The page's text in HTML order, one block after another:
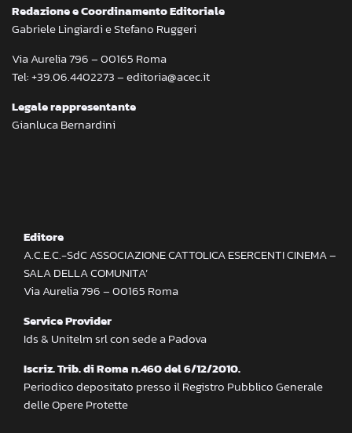
Redazione e Coordinamento Editoriale
Gabriele Lingiardi e Stefano Ruggeri
Via Aurelia 796 – 00165 Roma
Tel: +39.06.4402273 – editoria@acec.it
Legale rappresentante
Gianluca Bernardini
Editore
A.C.E.C.-SdC ASSOCIAZIONE CATTOLICA ESERCENTI CINEMA –
SALA DELLA COMUNITA’
Via Aurelia 796 – 00165 Roma
Service Provider
Ids & Unitelm srl con sede a Padova
Iscriz. Trib. di Roma n.460 del 6/12/2010.
Periodico depositato presso il Registro Pubblico Generale
delle Opere Protette